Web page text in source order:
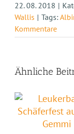
22. 08. 2018 |
Wallis | Tags:
Kommentare
Ähnliche